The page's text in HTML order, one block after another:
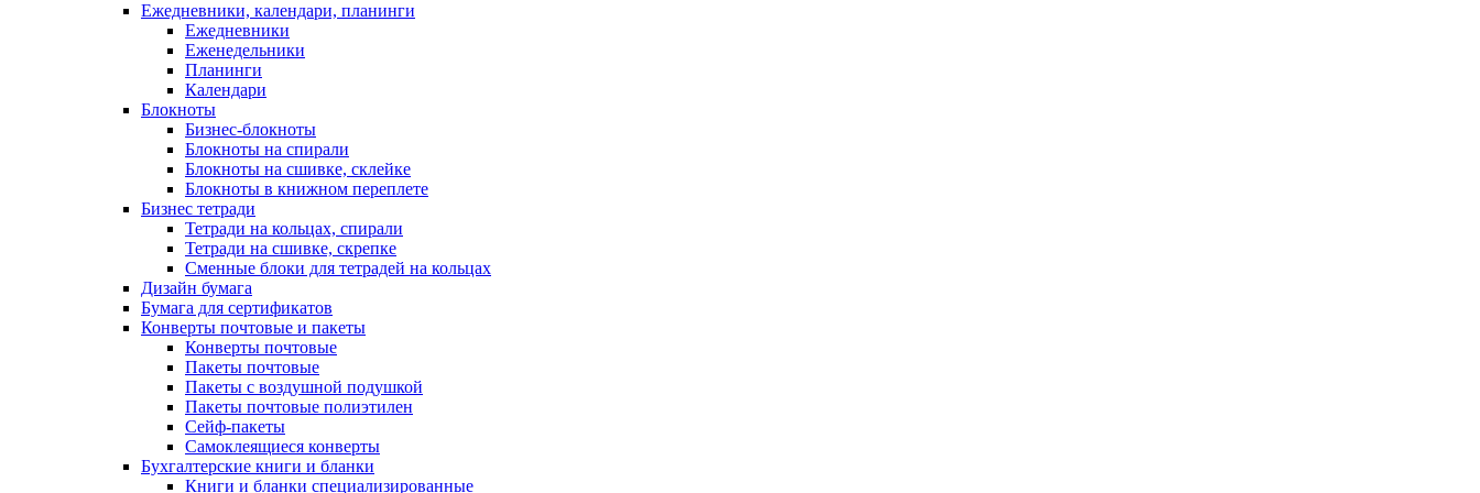
Ежедневники, календари, планинги
Ежедневники
Еженедельники
Планинги
Календари
Блокноты
Бизнес-блокноты
Блокноты на спирали
Блокноты на сшивке, склейке
Блокноты в книжном переплете
Бизнес тетради
Тетради на кольцах, спирали
Тетради на сшивке, скрепке
Сменные блоки для тетрадей на кольцах
Дизайн бумага
Бумага для сертификатов
Конверты почтовые и пакеты
Конверты почтовые
Пакеты почтовые
Пакеты с воздушной подушкой
Пакеты почтовые полиэтилен
Сейф-пакеты
Самоклеящиеся конверты
Бухгалтерские книги и бланки
Книги и бланки специализированные